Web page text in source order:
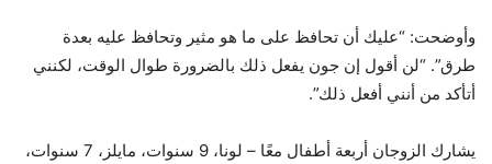
وأوضحت: “عليك أن تحافظ على ما هو مثير وتحافظ عليه بعدة
طرق”. “لن أقول إن جون يفعل ذلك بالضرورة طوال الوقت، لكنني
أتأكد من أنني أفعل ذلك”.
يشارك الزوجان أربعة أطفال معًا – لونا، 9 سنوات، مايلز، 7 سنوات،